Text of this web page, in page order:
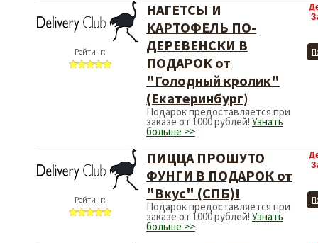
Рейтинг:
НАГЕТСЫ И
КАРТОФЕЛЬ ПО-
ДЕРЕВЕНСКИ В
ПОДАРОК от
"Голодный кролик"
(Екатеринбург)
Подарок предоставляется при
заказе от 1000 рублей! Узнать
больше >>
Рейтинг:
ПИЦЦА ПРОШУТО
ФУНГИ В ПОДАРОК от
"Вкус" (СПБ)!
Подарок предоставляется при
заказе от 1000 рублей! Узнать
больше >>